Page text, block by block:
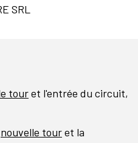
SRL
touret l'entrée du circuit,
nouvelle touret la